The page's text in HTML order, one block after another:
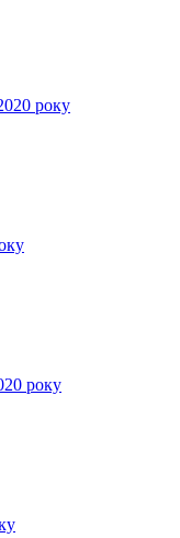
року
року